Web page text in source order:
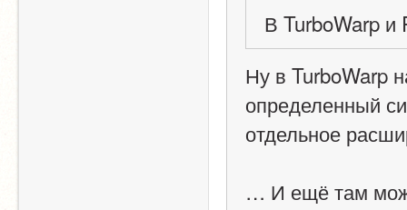
В TurboWarp и
Ну в TurboWarp
определенный
отдельное
… И ещё там